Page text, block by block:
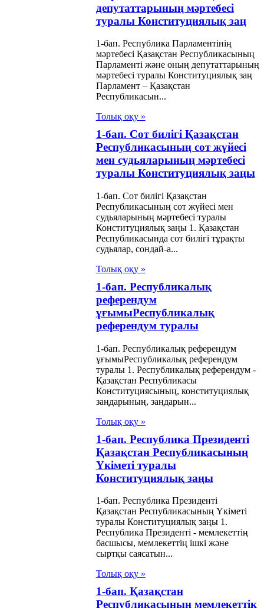
депутаттарының мәртебесi
туралы Конституциялық заң
1-бап. Республика Парламентiнiң
мәртебесi Қазақстан Республикасының
Парламентi және оның депутаттарының
мәртебесi туралы Конституциялық заң
Парламент – Қазақстан
Республикасын...
Толық оқу »
1-бап. Сот билiгi Қазақстан
Республикасының сот жүйесі
мен судьяларының мәртебесі
туралы Конституциялық заңы
1-бап. Сот билiгi Қазақстан
Республикасының сот жүйесі мен
судьяларының мәртебесі туралы
Конституциялық заңы 1. Қазақстан
Республикасында сот билiгi тұрақты
судьялар, сондай-а...
Толық оқу »
1-бап. Республикалық
референдум
ұғымыРеспубликалық
референдум туралы
1-бап. Республикалық референдум
ұғымыРеспубликалық референдум
туралы 1. Республикалық референдум -
Қазақстан Республикасы
Конституциясының, конституциялық
заңдарының, заңдарын...
Толық оқу »
1-бап. Республика Президентi
Қазақстан Республикасының
Үкіметі туралы
Конституциялық заңы
1-бап. Республика Президентi
Қазақстан Республикасының Үкіметі
туралы Конституциялық заңы 1.
Республика Президентi - мемлекеттiң
басшысы, мемлекеттiң iшкi және
сыртқы саясатын...
Толық оқу »
1-бап. Қазақстан
Республикасының мемлекеттік